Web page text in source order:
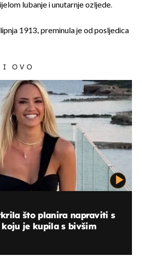
lubanje i unutarnje ozljede.
1913., preminula je od posljedica
I OVO
što planira napraviti s
je kupila s bivšim